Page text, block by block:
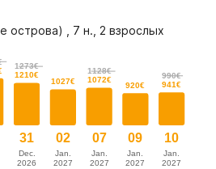
острова) , 7 н., 2 взрослых